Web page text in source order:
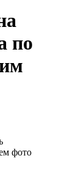
по
фото